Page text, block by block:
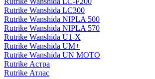
Rutrike Wanshida LC300
Rutrike Wanshida NIPLA 500
Rutrike Wanshida NIPLA 570
Rutrike Wanshida U1-X
Rutrike Wanshida UM+
Rutrike Wanshida UN MOTO
Rutrike Астра
Rutrike Атлас